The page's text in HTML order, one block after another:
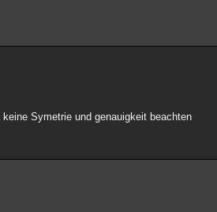
Symetrie und genauigkeit beachten